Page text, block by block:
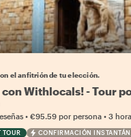
tu local favorito
el anfitrión de tu elección.
con Withlocals! - Tour
• €95.59 por persona • 3
TOUR CONFIRMACIÓN